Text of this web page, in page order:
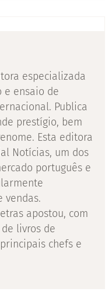
especializada
e ensaio de
Publica
prestígio, bem
Esta editora
Notícias, um dos
português e
vendas.
apostou, com
livros de
chefs e